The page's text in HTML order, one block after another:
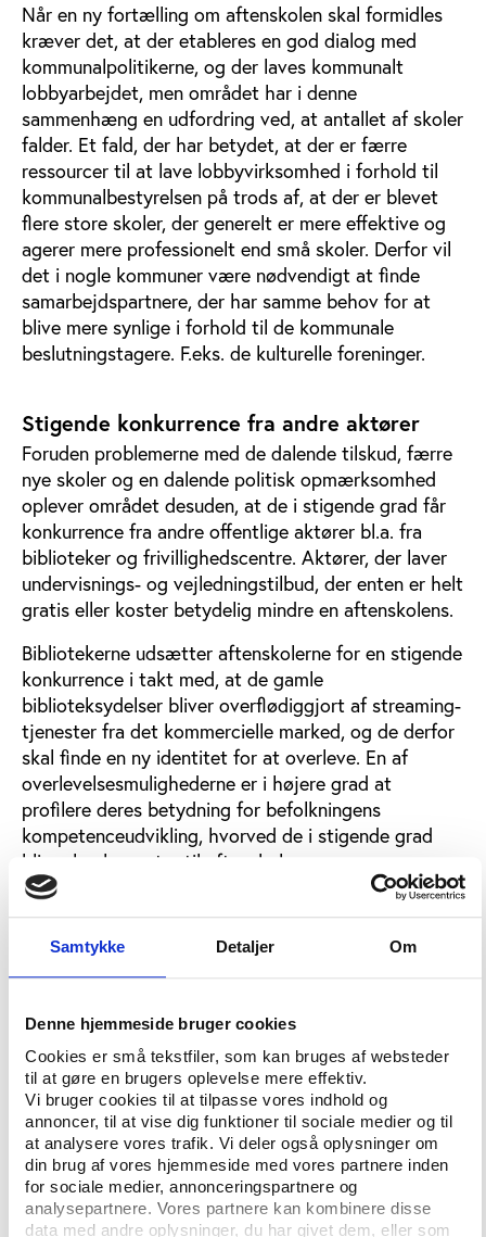
Samtykke Detaljer Om
Denne hjemmeside bruger cookies
Cookies er små tekstfiler, som kan bruges af websteder
til at gøre en brugers oplevelse mere effektiv.
Vi bruger cookies til at tilpasse vores indhold og
annoncer, til at vise dig funktioner til sociale medier og til
at analysere vores trafik. Vi deler også oplysninger om
din brug af vores hjemmeside med vores partnere inden
for sociale medier, annonceringspartnere og
analysepartnere. Vores partnere kan kombinere disse
data med andre oplysninger, du har givet dem, eller som
Når en ny fortælling om aftenskolen skal formidles
kræver det, at der etableres en god dialog med
kommunalpolitikerne, og der laves kommunalt
lobbyarbejdet, men området har i denne
sammenhæng en udfordring ved, at antallet af skoler
falder. Et fald, der har betydet, at der er færre
ressourcer til at lave lobbyvirksomhed i forhold til
kommunalbestyrelsen på trods af, at der er blevet
flere store skoler, der generelt er mere effektive og
agerer mere professionelt end små skoler. Derfor vil
det i nogle kommuner være nødvendigt at finde
samarbejdspartnere, der har samme behov for at
blive mere synlige i forhold til de kommunale
beslutningstagere. F.eks. de kulturelle foreninger.
Stigende konkurrence fra andre aktører
Foruden problemerne med de dalende tilskud, færre
nye skoler og en dalende politisk opmærksomhed
oplever området desuden, at de i stigende grad får
konkurrence fra andre offentlige aktører bl.a. fra
biblioteker og frivillighedscentre. Aktører, der laver
undervisnings- og vejledningstilbud, der enten er helt
gratis eller koster betydelig mindre en aftenskolens.
Bibliotekerne udsætter aftenskolerne for en stigende
konkurrence i takt med, at de gamle
biblioteksydelser bliver overflødiggjort af streaming-
tjenester fra det kommercielle marked, og de derfor
skal finde en ny identitet for at overleve. En af
overlevelsesmulighederne er i højere grad at
profilere deres betydning for befolkningens
kompetenceudvikling, hvorved de i stigende grad
bliver konkurrenter til aftenskolen.
Et andet område, der er begyndt at give
Organiseret frivilligt arbejde er så småt et begyndt
at brede sig til voksenundervisningen. Der går en
frivilligt arbejde også breder sig til andre former for
læring herunder voksenlæring i bl.a.
frivillighedscentre.
Det mest positive, man kan sige om aftenskolens
nuværende situation, er, at der stadig er mange
voksne, der deltager i aftenskolernes forskellige
tilbud. Så selv om aktivitetsniveauet er faldende, er